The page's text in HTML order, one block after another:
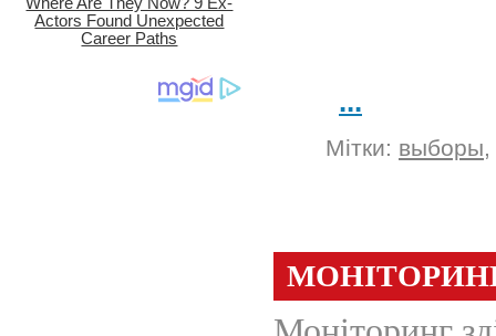
...
Мітки: выборы,